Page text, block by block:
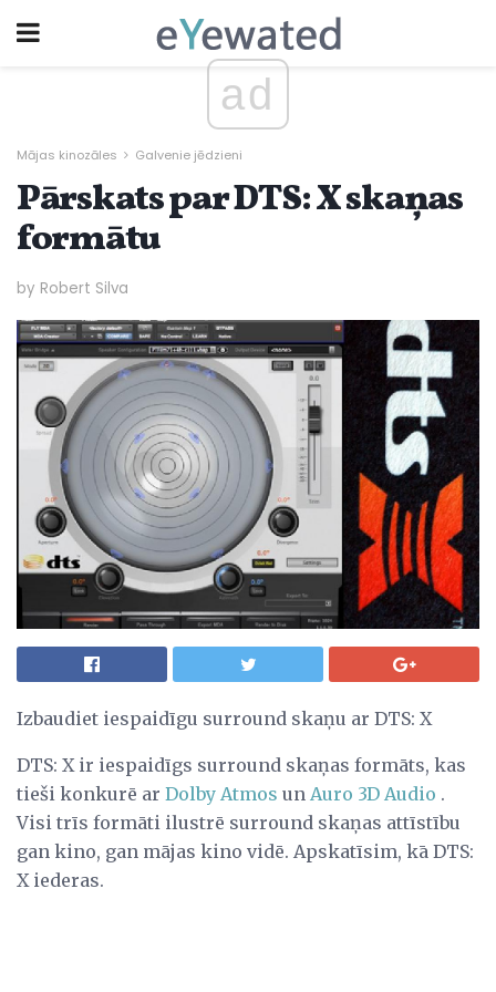
ad
Mājas kinozāles Galvenie jēdzieni
Pārskats par DTS: X skaņas
formātu
by Robert Silva
Izbaudiet iespaidīgu surround skaņu ar DTS: X
DTS: X ir iespaidīgs surround skaņas formāts, kas
tieši konkurē ar Dolby Atmos un Auro 3D Audio .
Visi trīs formāti ilustrē surround skaņas attīstību
gan kino, gan mājas kino vidē. Apskatīsim, kā DTS:
X iederas.